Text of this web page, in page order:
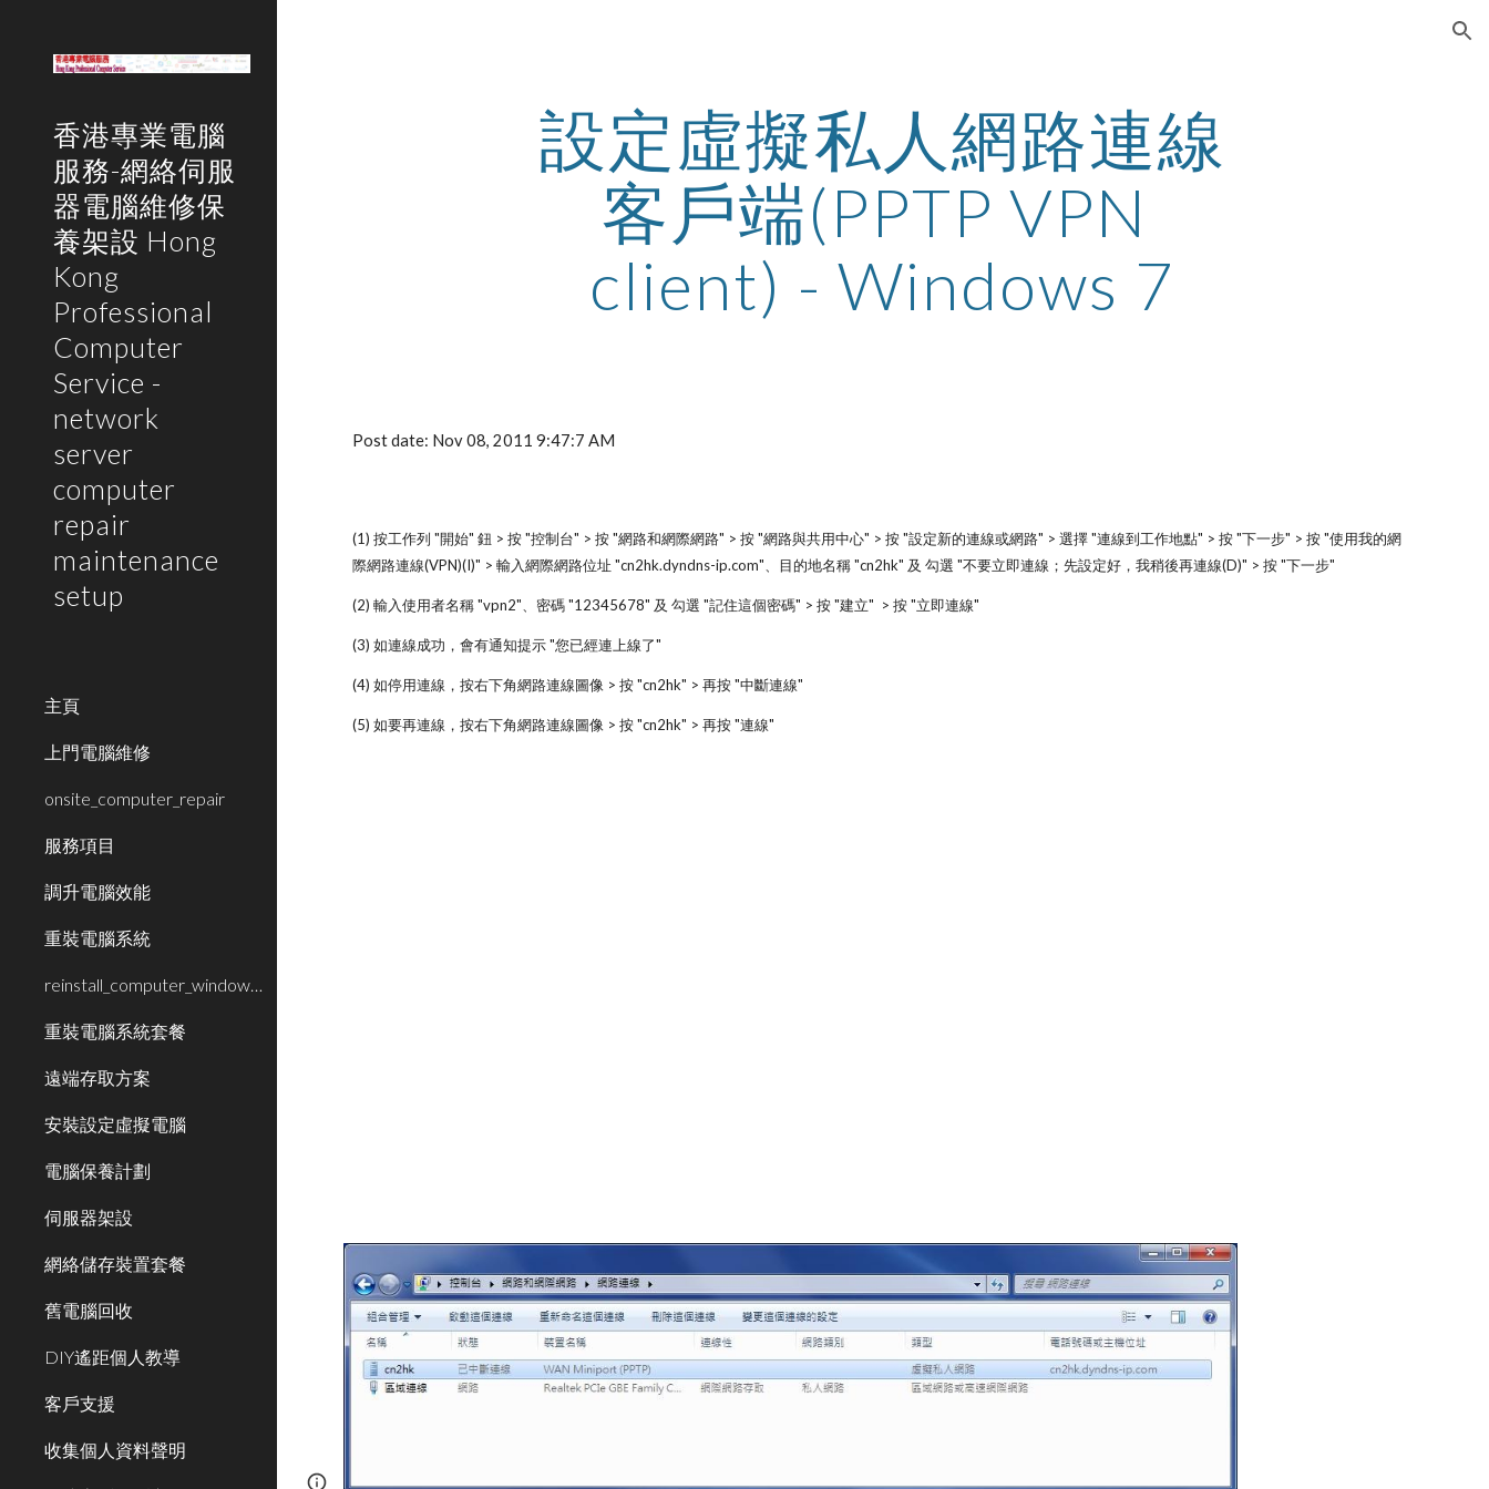
香港專業電腦
服務-網絡伺服
器電腦維修保
養架設 Hong
Kong
Professional
Computer
Service -
network
server
computer
repair
maintenance
setup
主頁
上門電腦維修
onsite_computer_repair
服務項目
調升電腦效能
重裝電腦系統
重裝電腦系統套餐
遠端存取方案
安裝設定虛擬電腦
電腦保養計劃
伺服器架設
網絡儲存裝置套餐
舊電腦回收
DIY遙距個人教導
客戶支援
收集個人資料聲明
設定虛擬私人網路連線
客戶端(PPTP VPN
client) - Windows 7
Post date: Nov 08, 2011 9:47:7 AM
(1) 按工作列 "開始" 鈕 > 按 "控制台" > 按 "網路和網際網路" > 按 "網路與共用中心" > 按 "設定新的連線或網路" > 選擇 "連線到工作地點" > 按 "下一步" > 按 "使用我的網
際網路連線(VPN)(I)" > 輸入網際網路位址 "cn2hk.dyndns-ip.com"、目的地名稱 "cn2hk" 及 勾選 "不要立即連線；先設定好，我稍後再連線(D)" > 按 "下一步"
(2) 輸入使用者名稱 "vpn2"、密碼 "12345678" 及 勾選 "記住這個密碼" > 按 "建立"  > 按 "立即連線"
(3) 如連線成功，會有通知提示 "您已經連上線了"
(4) 如停用連線，按右下角網路連線圖像 > 按 "cn2hk" > 再按 "中斷連線"
(5) 如要再連線，按右下角網路連線圖像 > 按 "cn2hk" > 再按 "連線"
Page Google Sites Report abuse